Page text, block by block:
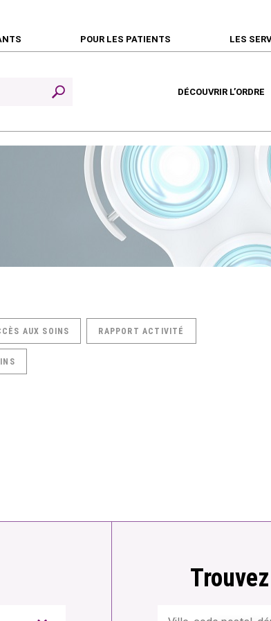
POUR LES PATIENTS LES
DÉCOUVRIR L’ORDRE
AUX SOINS RAPPORT ACTIVITÉ